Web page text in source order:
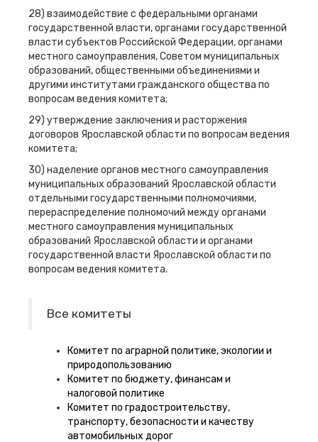
28) взаимодействие с федеральными органами
государственной власти, органами государственной
власти субъектов Российской Федерации, органами
местного самоуправления, Советом муниципальных
образований, общественными объединениями и
другими институтами гражданского общества по
вопросам ведения комитета;
29) утверждение заключения и расторжения
договоров Ярославской области по вопросам ведения
комитета;
30) наделение органов местного самоуправления
муниципальных образований Ярославской области
отдельными государственными полномочиями,
перераспределение полномочий между органами
местного самоуправления муниципальных
образований Ярославской области и органами
государственной власти Ярославской области по
вопросам ведения комитета.
Все комитеты
Комитет по аграрной политике, экологии и
природопользованию
Комитет по бюджету, финансам и
налоговой политике
Комитет по градостроительству,
транспорту, безопасности и качеству
автомобильных дорог